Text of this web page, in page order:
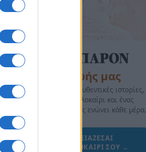
της Ζωής μας
Οι άνθρωποι, οι αυθεντικές ιστορίες,
το ελληνικό καλοκαίρι και ένας
πολιτισμός που μας ενώνει κάθε μέρα.
ΟΣΑ ΧΡΕΙΑΖΕΣΑΙ
ΓΙΑ ΤΟ ΚΑΛΟΚΑΙΡΙ ΣΟΥ →